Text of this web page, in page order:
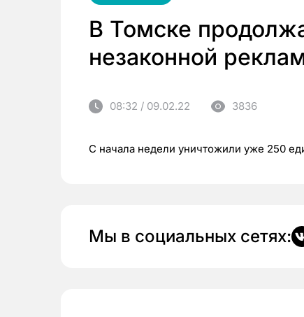
В Томске
незаконной
08:32 / 09.02.22 3836
С начала недели уничтожили уже 250
Мы в социальных сетях: